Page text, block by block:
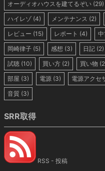
オーディオハウスを建てるぞい (29)
ハイレゾ (4) メンテナンス (2)
レビュー (15) レポート (4)
岡崎律子 (5) 感想 (3) 日記 (2)
試聴 (10) 買い方 (2) 買い物
部屋 (3) 電源 (3) 電源アクセ
音質 (3)
SRR取得
RSS - 投稿